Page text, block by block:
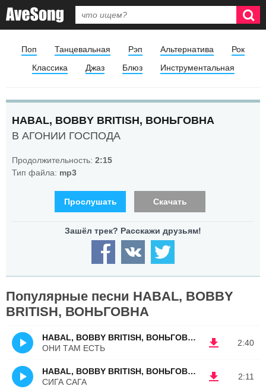
Поп Танцевальная Рэп Альтернатива
Рок
Классика
Джаз Блюз Инструментальная
HABAL, BOBBY BRITISH, ВОНЬГОВНА
В АГОНИИ ГОСПОДА
Продолжительность: 2:15
Тип файла: mp3
Прослушать Скачать
Популярные песни HABAL, BOBBY
BRITISH, ВОНЬГОВНА
2:40
HABAL, BOBBY BRITISH, ВОНЬГОВНА
ОНИ ТАМ ЕСТЬ
2:11
HABAL, BOBBY BRITISH, ВОНЬГОВНА
СИГА САГА